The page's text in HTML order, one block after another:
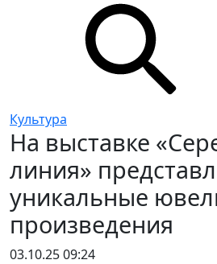
Культура
На выставке
линия»
уникальные
произведения
03.10.25 09:24